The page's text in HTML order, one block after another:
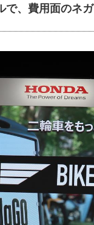
、費用面のネガ